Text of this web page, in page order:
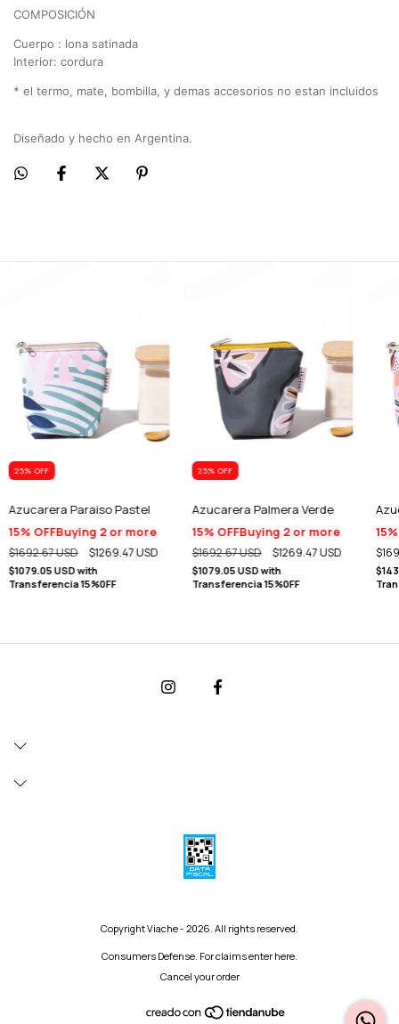
COMPOSICIÓN
Cuerpo : lona satinada
Interior: cordura
* el termo, mate, bombilla, y demas accesorios no estan incluidos
Diseñado y hecho en Argentina.
25% OFF
Azucarera Paraiso Pastel
15% OFFBuying 2 or more
$1692.67 USD $1269.47 USD
$1079.05 USDwith
Transferencia 15%0FF
25% OFF
Azucarera Palmera Verde
15% OFFBuying 2 or more
$1692.67 USD $1269.47 USD
$1079.05 USDwith
Transferencia 15%0FF
Copyright Viache - 2026. All rights reserved.
Consumers Defense. For claimsenter here.
Cancel your order